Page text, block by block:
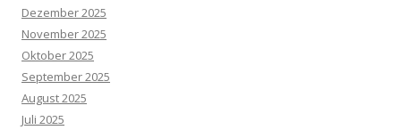
Dezember 2025
November 2025
Oktober 2025
September 2025
August 2025
Juli 2025